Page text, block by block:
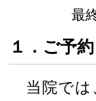
最
１．ご予約
当院では